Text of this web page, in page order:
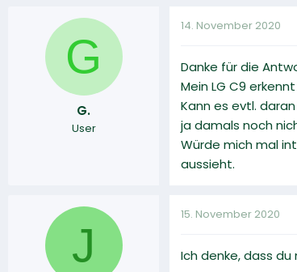
G
G.
User
14. November 2020
Danke für die
Mein LG C9
Kann es evtl.
ja damals noch
Würde mich mal
aussieht.
J
15. November 2020
Ich denke, dass